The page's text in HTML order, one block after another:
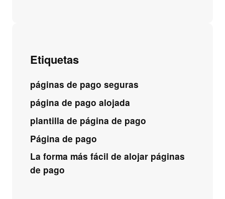
Etiquetas
páginas de pago seguras
página de pago alojada
plantilla de página de pago
Página de pago
La forma más fácil de alojar páginas
de pago